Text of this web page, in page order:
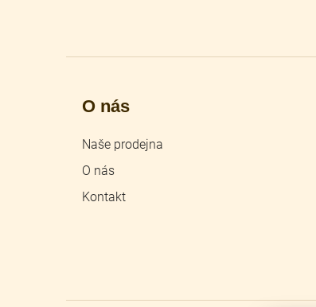
O nás
Naše prodejna
O nás
Kontakt